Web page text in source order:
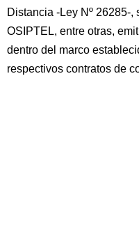
Distancia -Ley Nº 26285-,
OSIPTEL, entre otras,
dentro del marco
respectivos contratos de